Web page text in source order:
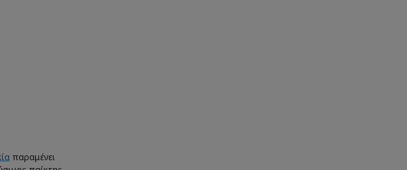
παραμένει